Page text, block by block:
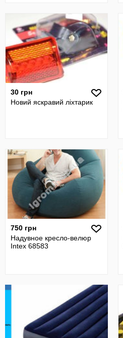
30 грн
Новий яскравий ліхтарик
750 грн
Надувное кресло-велюр
Intex 68583